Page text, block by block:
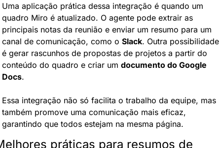
Uma aplicação prática dessa integração é quando um
quadro Miro é atualizado. O agente pode extrair as
principais notas da reunião e enviar um resumo para um
canal de comunicação, como o Slack. Outra possibilidade
é gerar rascunhos de propostas de projetos a partir do
conteúdo do quadro e criar um documento do Google
Docs.
Essa integração não só facilita o trabalho da equipe, mas
também promove uma comunicação mais eficaz,
garantindo que todos estejam na mesma página.
práticas para resumos de